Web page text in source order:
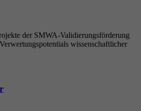
der SMWA-Validierungsförderung
wissenschaftlicher